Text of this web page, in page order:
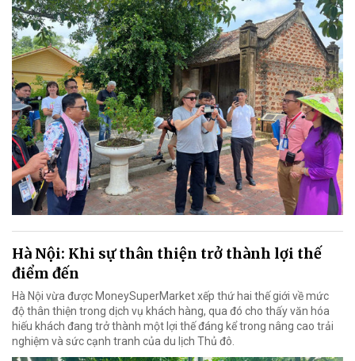
Hà Nội: Khi sự thân thiện trở thành lợi thế
điểm đến
Hà Nội vừa được MoneySuperMarket xếp thứ hai thế giới về mức
độ thân thiện trong dịch vụ khách hàng, qua đó cho thấy văn hóa
hiếu khách đang trở thành một lợi thế đáng kể trong nâng cao trải
nghiệm và sức cạnh tranh của du lịch Thủ đô.